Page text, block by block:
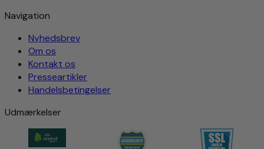
Navigation
Nyhedsbrev
Om os
Kontakt os
Presseartikler
Handelsbetingelser
Udmærkelser